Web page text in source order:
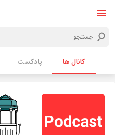
کانال ها پادکست